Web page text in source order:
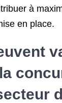
à
en place.